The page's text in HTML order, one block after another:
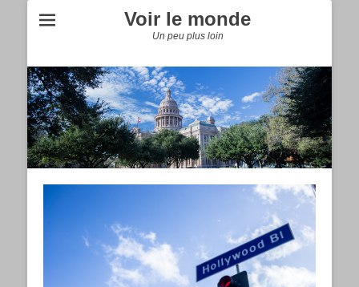
Voir le monde
Un peu plus loin